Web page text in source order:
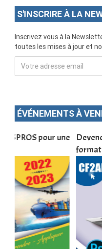
S'INSCRIRE À LA
Inscrivez vous à la
toutes les mises à jour et
ÉVÉNEMENTS À
Devenez infographiste
formation pratique.